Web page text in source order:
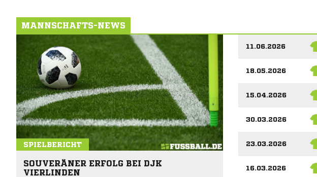
MANNSCHAFTS-NEWS
SPIELBERICHT
SOUVERÄNER ERFOLG BEI DJK
VIERLINDEN
11.06.2026
18.05.2026
15.04.2026
30.03.2026
23.03.2026
16.03.2026